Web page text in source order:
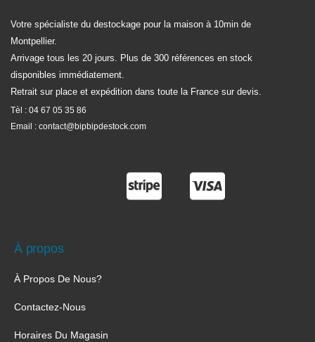
Votre spécialiste du destockage pour la maison à 10min de
Montpellier.
Arrivage tous les 20 jours. Plus de 300 références en stock
disponibles immédiatement.
Retrait sur place et expédition dans toute la France sur devis.
Tèl : 04 67 05 35 86
Email : contact@bipbipdestock.com
À propos
À Propos De Nous?
Contactez-Nous
Horaires Du Magasin